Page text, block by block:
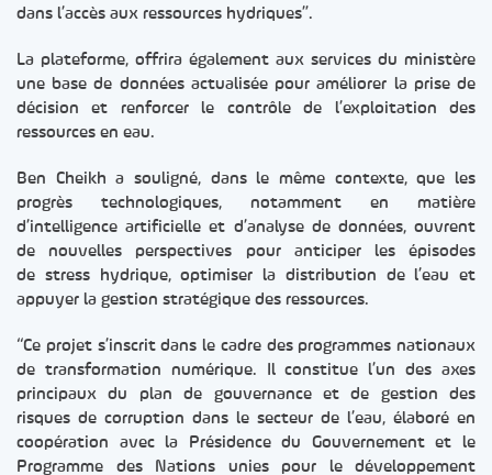
dans l’accès aux ressources hydriques”.
La plateforme, offrira également aux services du ministère
une base de données actualisée pour améliorer la prise de
décision et renforcer le contrôle de l’exploitation des
ressources en eau.
Ben Cheikh a souligné, dans le même contexte, que les
progrès technologiques, notamment en matière
d’intelligence artificielle et d’analyse de données, ouvrent
de nouvelles perspectives pour anticiper les épisodes
de stress hydrique, optimiser la distribution de l’eau et
appuyer la gestion stratégique des ressources.
“Ce projet s’inscrit dans le cadre des programmes nationaux
de transformation numérique. Il constitue l’un des axes
principaux du plan de gouvernance et de gestion des
risques de corruption dans le secteur de l’eau, élaboré en
coopération avec la Présidence du Gouvernement et le
Programme des Nations unies pour le développement